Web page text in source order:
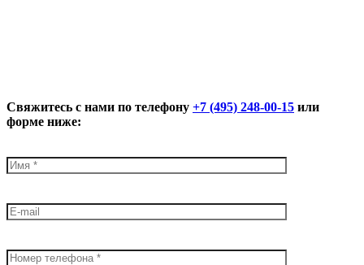
Свяжитесь с нами по телефону +7 (495) 248-00-15 или
форме ниже: